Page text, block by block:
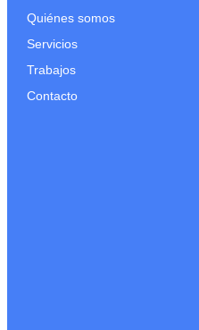
Quiénes somos
Servicios
Trabajos
Contacto